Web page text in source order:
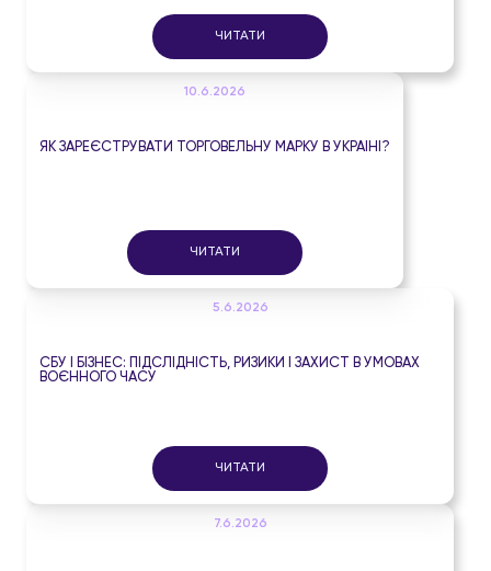
ЧИТАТИ
10.6.2026
ЯК ЗАРЕЄСТРУВАТИ ТОРГОВЕЛЬНУ МАРКУ В УКРАЇНІ?
ЧИТАТИ
5.6.2026
СБУ І БІЗНЕС: ПІДСЛІДНІСТЬ, РИЗИКИ І ЗАХИСТ В УМОВАХ
ВОЄННОГО ЧАСУ
ЧИТАТИ
7.6.2026